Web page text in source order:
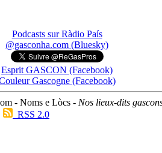
Podcasts sur Ràdio País
@gasconha.com (Bluesky)
Esprit GASCON (Facebook)
Gascogne (Facebook)
- Noms e Lòcs - Nos lieux-dits
RSS 2.0